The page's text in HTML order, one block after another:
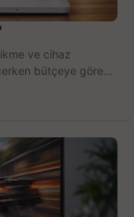
ve cihaz
bütçeye göre